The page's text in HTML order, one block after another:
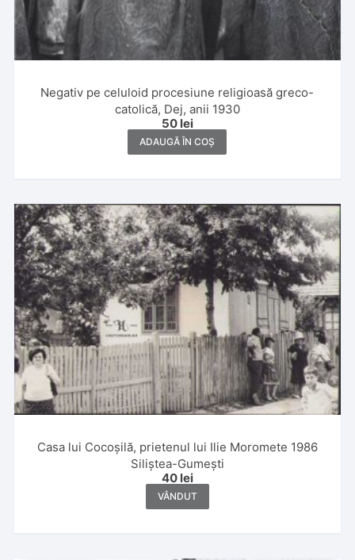
Negativ pe celuloid procesiune religioasă greco-
catolică, Dej, anii 1930
50 lei
ADAUGĂ ÎN COȘ
Casa lui Cocoșilă, prietenul lui Ilie Moromete 1986
Siliștea-Gumești
40 lei
VÂNDUT